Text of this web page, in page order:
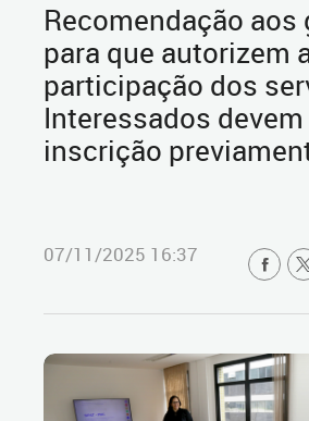
Recomendação aos
para que autorizem
participação dos
Interessados
inscrição
07/11/2025 16:37